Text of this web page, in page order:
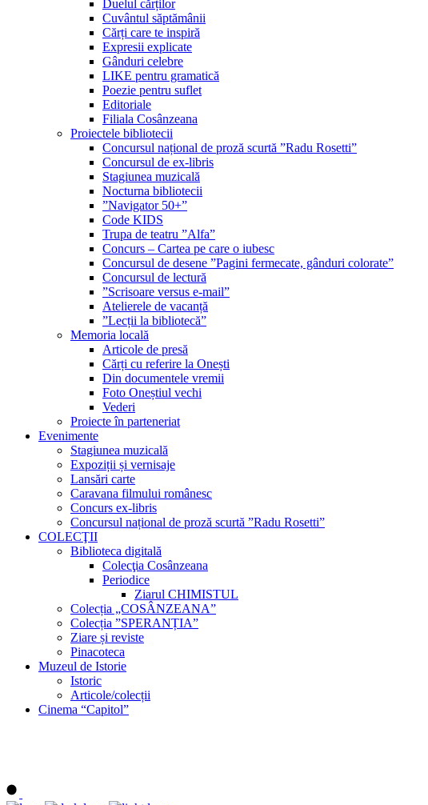
Duelul cărților
Cuvântul săptămânii
Cărți care te inspiră
Expresii explicate
Gânduri celebre
LIKE pentru gramatică
Poezie pentru suflet
Editoriale
Filiala Cosânzeana
Proiectele bibliotecii
Concursul național de proză scurtă ”Radu Rosetti”
Concursul de ex-libris
Stagiunea muzicală
Nocturna bibliotecii
”Navigator 50+”
Code KIDS
Trupa de teatru ”Alfa”
Concurs – Cartea pe care o iubesc
Concursul de desene ”Pagini fermecate, gânduri colorate”
Concursul de lectură
”Scrisoare versus e-mail”
Atelierele de vacanță
”Lecții la bibliotecă”
Memoria locală
Articole de presă
Cărți cu referire la Onești
Din documentele vremii
Foto Oneștiul vechi
Vederi
Proiecte în parteneriat
Evenimente
Stagiunea muzicală
Expoziții și vernisaje
Lansări carte
Caravana filmului românesc
Concurs ex-libris
Concursul național de proză scurtă ”Radu Rosetti”
COLECŢII
Biblioteca digitală
Colecţia Cosânzeana
Periodice
Ziarul CHIMISTUL
Colecția „COSÂNZEANA”
Colecția ”SPERANȚIA”
Ziare și reviste
Pinacoteca
Muzeul de Istorie
Istoric
Articole/colecții
Cinema “Capitol”